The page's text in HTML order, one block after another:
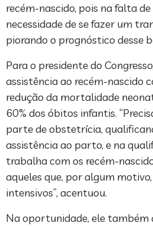
recém-nascido, pois na falta
necessidade de se fazer um
piorando o prognóstico desse
Para o presidente do
assistência ao recém-nascido
redução da mortalidade
60% dos óbitos infantis.
parte de obstetrícia,
assistência ao parto, e na
trabalha com os recém-
aqueles que, por algum
intensivos”, acentuou.
Na oportunidade, ele